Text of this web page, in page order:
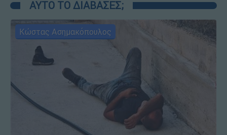
ΑΥΤΟ ΤΟ ΔΙΑΒΑΣΕΣ;
Κώστας Ασημακόπουλος